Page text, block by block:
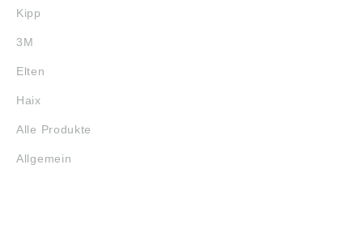
Kipp
3M
Elten
Haix
Alle Produkte
Allgemein